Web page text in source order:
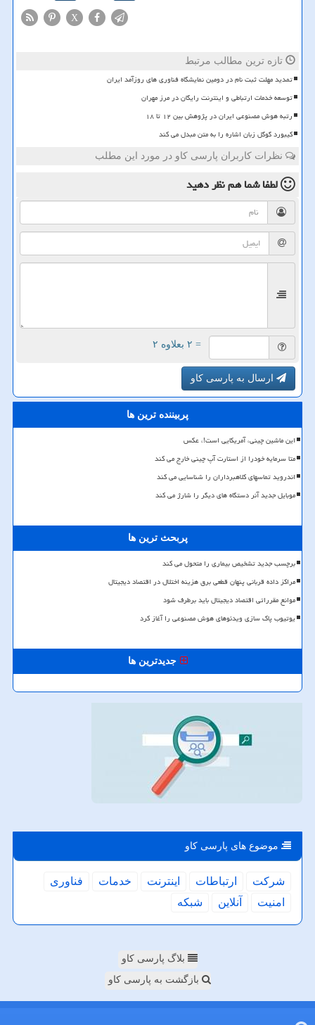
X
تازه ترین مطالب مرتبط
تمدید مهلت ثبت نام در دومین نمایشگاه فناوری های روزآمد ایران
توسعه خدمات ارتباطی و اینترنت رایگان در مرز مهران
رتبه هوش مصنوعی ایران در پژوهش بین ۱۲ تا ۱۸
کیبورد گوگل زبان اشاره را به متن مبدل می کند
نظرات کاربران پارسی کاو در مورد این مطلب
لطفا شما همنظر دهید
= ۲ بعلاوه ۲
ارسال به پارسی کاو
پربیننده ترین ها
این ماشین چینی، آمریکایی است!، عکس
متا سرمایه خودرا از استارت آپ چینی خارج می کند
اندروید تماسهای کلاهبرداران را شناسایی می کند
موبایل جدید آنر دستگاه های دیگر را شارژ می کند
پربحث ترین ها
برچسب جدید تشخیص بیماری را متحول می کند
مراکز داده قربانی پنهان قطعی برق هزینه اختلال در اقتصاد دیجیتال
موانع مقرراتی اقتصاد دیجیتال باید برطرف شود
یوتیوب پاک سازی ویدئوهای هوش مصنوعی را آغاز کرد
جدیدترین ها
موضوع های پارسی كاو
شركت ارتباطات اینترنت خدمات
فناوری
امنیت
آنلاین شبكه
بلاگ پارسی کاو
بازگشت به پارسی کاو